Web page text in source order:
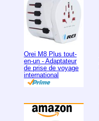
Orei M8 Plus tout-
en-un - Adaptateur
de prise de voyage
international